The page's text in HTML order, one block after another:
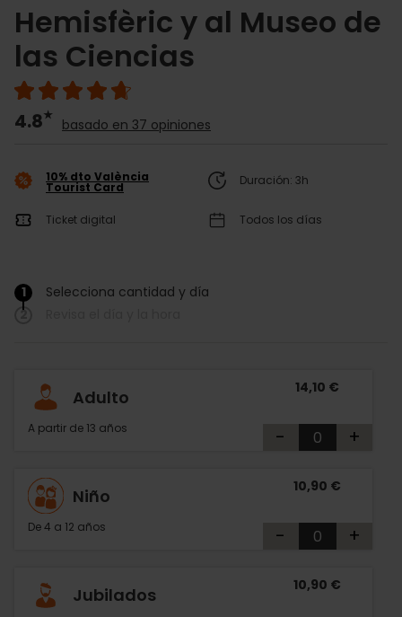
Hemisfèric y al Museo de
las Ciencias
4.8 basado en 37 opiniones
10% dto València
Tourist Card Duración: 3h
Ticket digital Todos los días
1 Selecciona cantidad y día
/
2
Adulto
A partir de 13 años
14,10 €
- +
Niño
De 4 a 12 años
10,90 €
- +
Jubilados 10,90 €